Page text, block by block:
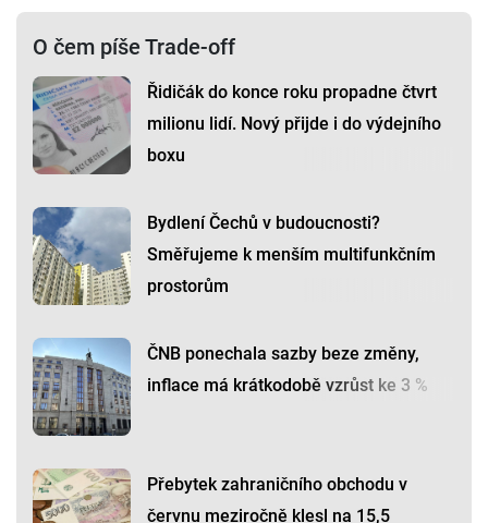
O čem píše Trade-off
Řidičák do konce roku propadne čtvrt
milionu lidí. Nový přijde i do výdejního
boxu
Bydlení Čechů v budoucnosti?
Směřujeme k menším multifunkčním
prostorům
ČNB ponechala sazby beze změny,
inflace má krátkodobě vzrůst ke 3 %
Přebytek zahraničního obchodu v
červnu meziročně klesl na 15,5